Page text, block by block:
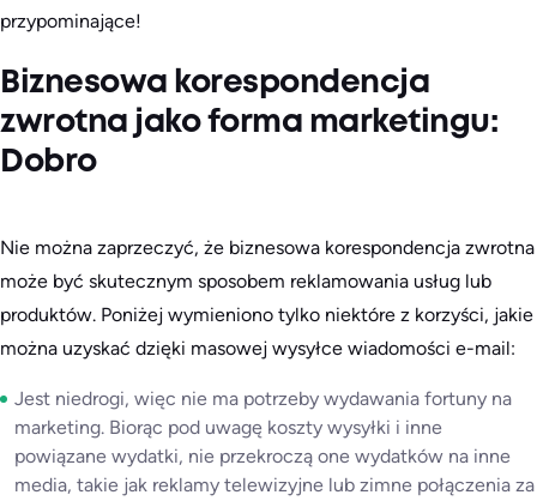
przypominające!
Biznesowa korespondencja
zwrotna jako forma marketingu:
Dobro
Nie można zaprzeczyć, że biznesowa korespondencja zwrotna
może być skutecznym sposobem reklamowania usług lub
produktów. Poniżej wymieniono tylko niektóre z korzyści, jakie
można uzyskać dzięki masowej wysyłce wiadomości e-mail:
Jest niedrogi, więc nie ma potrzeby wydawania fortuny na
marketing. Biorąc pod uwagę koszty wysyłki i inne
powiązane wydatki, nie przekroczą one wydatków na inne
media, takie jak reklamy telewizyjne lub zimne połączenia za